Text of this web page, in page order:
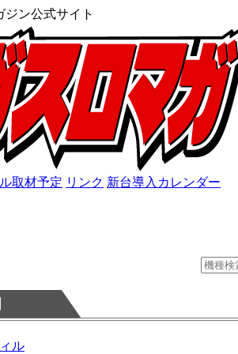
ン公式サイト
取材予定 リンク 新台導入カレンダー
ル